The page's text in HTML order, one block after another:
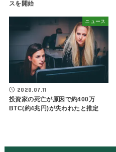
スを開始
ニュース
2020.07.11
投資家の死亡が原因で約400万
BTC(約4兆円)が失われたと推定